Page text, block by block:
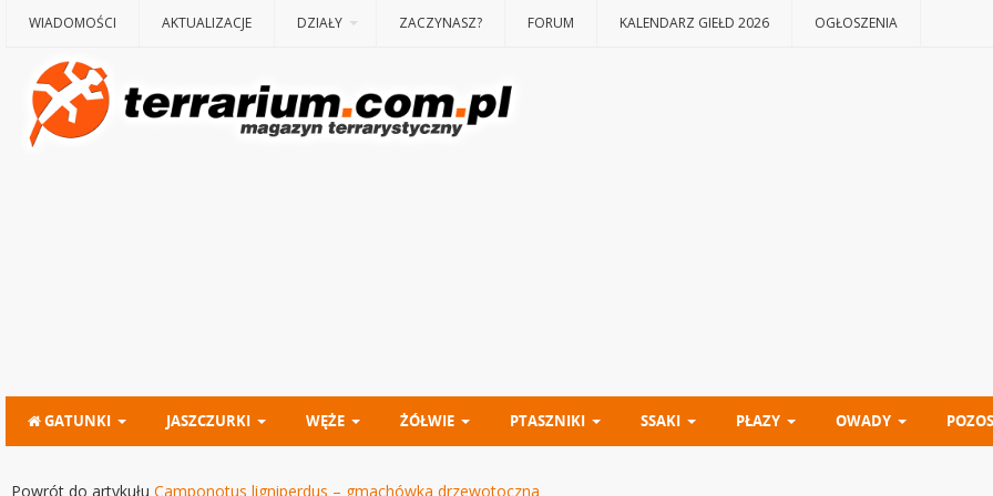
WIADOMOŚCI AKTUALIZACJE DZIAŁY ZACZYNASZ? FORUM KALENDARZ GIEŁD 2026 OGŁOSZENIA
GATUNKI JASZCZURKI WĘŻE ŻÓŁWIE PTASZNIKI SSAKI PŁAZY OWADY
Powrót do artykułu Camponotus ligniperdus – gmachówka drzewotoczna